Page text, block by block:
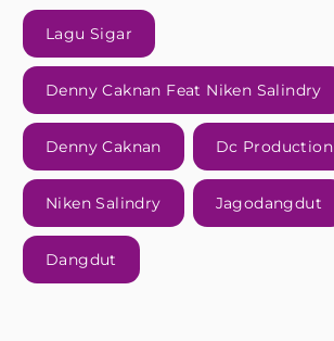
Lagu Sigar
Denny Caknan Feat Niken Salindry
Denny Caknan Dc Production
Niken Salindry Jagodangdut
Dangdut